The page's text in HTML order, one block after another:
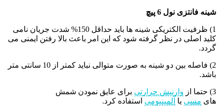
شینه فانتزی نول 6 پیچ
1) ظرفیت الکتریکی شینه ها باید حداقل 150% شدت جریان نامی
کلید اصلی در نظر گرفته شود که این امر باعث بالا رفتن ایمنی می
گردد.
2) فاصله بین دو شینه به صورت متوالی نباید کمتر از 10 سانتی متر
باشد.
3) حتما از وارنیش حرارتی برای عایق نمودن شمش
های مسی یا آلمینیومی استفاده کرد.